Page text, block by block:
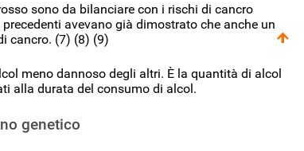
sono da bilanciare con i rischi di cancro
avevano già dimostrato che anche un
cancro. (7) (8) (9)
meno dannoso degli altri. È la quantità di alcol
alla durata del consumo di alcol.
genetico